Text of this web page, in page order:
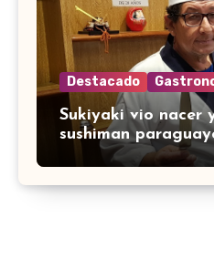
Destacado
Sukiyaki vio nacer
sushiman